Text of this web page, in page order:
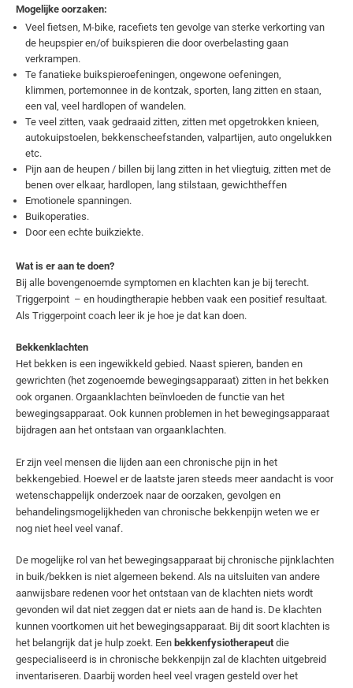
Mogelijke oorzaken:
Veel fietsen, M-bike, racefiets ten gevolge van sterke verkorting van
de heupspier en/of buikspieren die door overbelasting gaan
verkrampen.
Te fanatieke buikspieroefeningen, ongewone oefeningen,
klimmen, portemonnee in de kontzak, sporten, lang zitten en staan,
een val, veel hardlopen of wandelen.
Te veel zitten, vaak gedraaid zitten, zitten met opgetrokken knieen,
autokuipstoelen, bekkenscheefstanden, valpartijen, auto ongelukken
etc.
Pijn aan de heupen / billen bij lang zitten in het vliegtuig, zitten met de
benen over elkaar, hardlopen, lang stilstaan, gewichtheffen
Emotionele spanningen.
Buikoperaties.
Door een echte buikziekte.
Wat is er aan te doen?
Bij alle bovengenoemde symptomen en klachten kan je bij terecht.
Triggerpoint – en houdingtherapie hebben vaak een positief resultaat.
Als Triggerpoint coach leer ik je hoe je dat kan doen.
Bekkenklachten
Het bekken is een ingewikkeld gebied. Naast spieren, banden en
gewrichten (het zogenoemde bewegingsapparaat) zitten in het bekken
ook organen. Orgaanklachten beïnvloeden de functie van het
bewegingsapparaat. Ook kunnen problemen in het bewegingsapparaat
bijdragen aan het ontstaan van orgaanklachten.
Er zijn veel mensen die lijden aan een chronische pijn in het
bekkengebied. Hoewel er de laatste jaren steeds meer aandacht is voor
wetenschappelijk onderzoek naar de oorzaken, gevolgen en
behandelingsmogelijkheden van chronische bekkenpijn weten we er
nog niet heel veel vanaf.
De mogelijke rol van het bewegingsapparaat bij chronische pijnklachten
in buik/bekken is niet algemeen bekend. Als na uitsluiten van andere
aanwijsbare redenen voor het ontstaan van de klachten niets wordt
gevonden wil dat niet zeggen dat er niets aan de hand is. De klachten
kunnen voortkomen uit het bewegingsapparaat. Bij dit soort klachten is
het belangrijk dat je hulp zoekt. Een bekkenfysiotherapeutdie
gespecialiseerd is in chronische bekkenpijn zal de klachten uitgebreid
inventariseren. Daarbij worden heel veel vragen gesteld over het